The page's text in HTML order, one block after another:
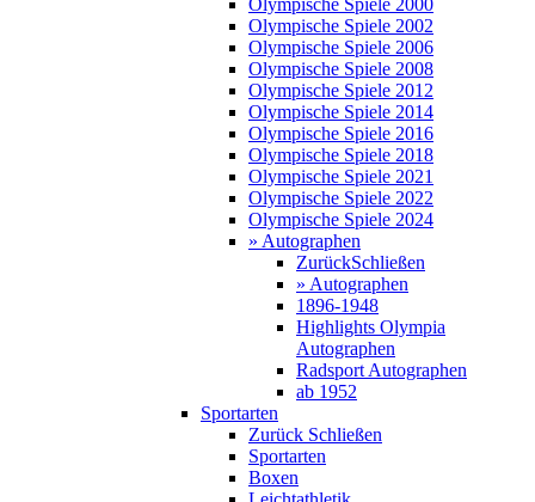
Olympische Spiele 2000
Olympische Spiele 2002
Olympische Spiele 2006
Olympische Spiele 2008
Olympische Spiele 2012
Olympische Spiele 2014
Olympische Spiele 2016
Olympische Spiele 2018
Olympische Spiele 2021
Olympische Spiele 2022
Olympische Spiele 2024
» Autographen
ZurückSchließen
» Autographen
1896-1948
Highlights Olympia
Autographen
Radsport Autographen
ab 1952
Sportarten
Zurück Schließen
Sportarten
Boxen